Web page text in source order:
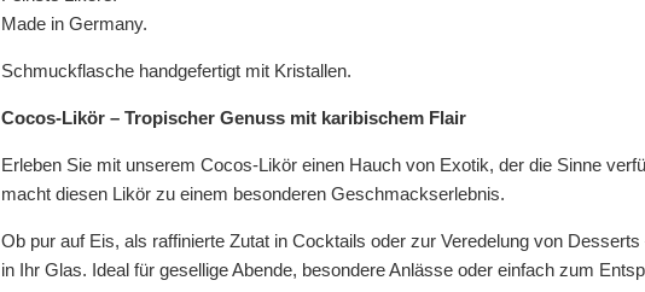
Made in Germany.
Schmuckflasche handgefertigt mit Kristallen.
Cocos-Likör – Tropischer Genuss mit karibischem Flair
Erleben Sie mit unserem Cocos-Likör einen Hauch von Exotik, der die Sinne
macht diesen Likör zu einem besonderen Geschmackserlebnis.
Ob pur auf Eis, als raffinierte Zutat in Cocktails oder zur Veredelung von
in Ihr Glas. Ideal für gesellige Abende, besondere Anlässe oder einfach zum